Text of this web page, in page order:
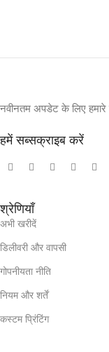
नवीनतम अपडेट के लिए
हमें सब्सक्राइब करें
श्रेणियाँ
अभी खरीदें
डिलीवरी और वापसी
गोपनीयता नीति
नियम और शर्तें
कस्टम प्रिंटिंग